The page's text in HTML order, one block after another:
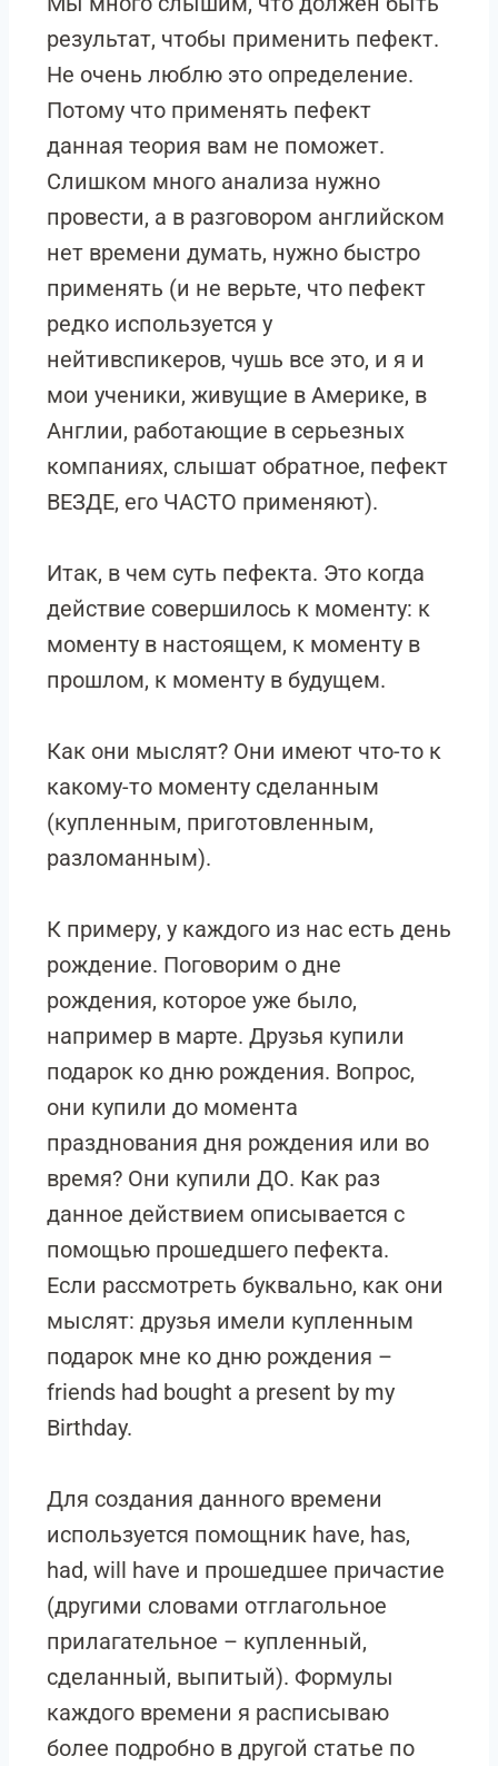
результат, чтобы применить пефект.
Не очень люблю это определение.
Потому что применять пефект
данная теория вам не поможет.
Слишком много анализа нужно
провести, а в разговором английском
нет времени думать, нужно быстро
применять (и не верьте, что пефект
редко используется у
нейтивспикеров, чушь все это, и я и
мои ученики, живущие в Америке, в
Англии, работающие в серьезных
компаниях, слышат обратное, пефект
ВЕЗДЕ, его ЧАСТО применяют).
Итак, в чем суть пефекта. Это когда
действие совершилось к моменту: к
моменту в настоящем, к моменту в
прошлом, к моменту в будущем.
Как они мыслят? Они имеют что-то к
какому-то моменту сделанным
(купленным, приготовленным,
разломанным).
К примеру, у каждого из нас есть день
рождение. Поговорим о дне
рождения, которое уже было,
например в марте. Друзья купили
подарок ко дню рождения. Вопрос,
они купили до момента
празднования дня рождения или во
время? Они купили ДО. Как раз
данное действием описывается с
помощью прошедшего пефекта.
Если рассмотреть буквально, как они
мыслят: друзья имели купленным
подарок мне ко дню рождения –
friends had bought a present by my
Birthday.
Для создания данного времени
используется помощник have, has,
had, will have и прошедшее причастие
(другими словами отглагольное
прилагательное – купленный,
сделанный, выпитый). Формулы
каждого времени я расписываю
более подробно в другой статье по